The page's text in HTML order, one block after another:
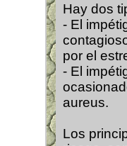
Hay dos
- El
por el
- El
aureus.
Los